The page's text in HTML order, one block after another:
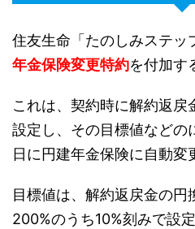
住友生命「たのしみステッ
年金保険変更特約を付加す
これは、契約時に解約返戻
設定し、その目標値などの
日に円建年金保険に自動変
目標値は、解約返戻金の円
200%のうち10%刻みで設